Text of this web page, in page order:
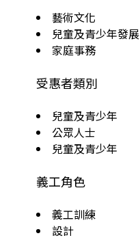
藝術文化
兒童及青少年發展
家庭事務
受惠者類別
兒童及青少年
公眾人士
兒童及青少年
義工角色
義工訓練
設計